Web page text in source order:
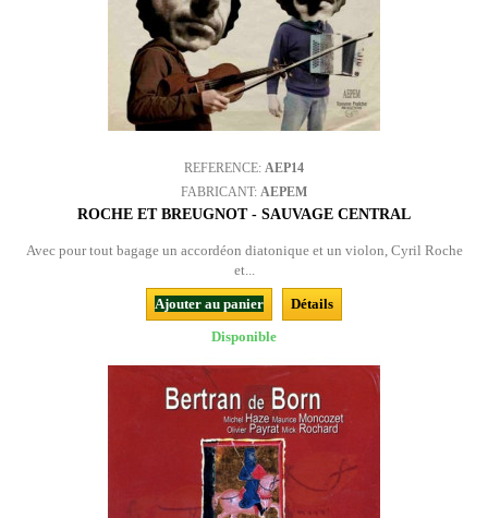
REFERENCE: AEP14
FABRICANT: AEPEM
ROCHE ET BREUGNOT - SAUVAGE CENTRAL
Avec pour tout bagage un accordéon diatonique et un violon, Cyril Roche
et...
Ajouter au panier
Détails
Disponible